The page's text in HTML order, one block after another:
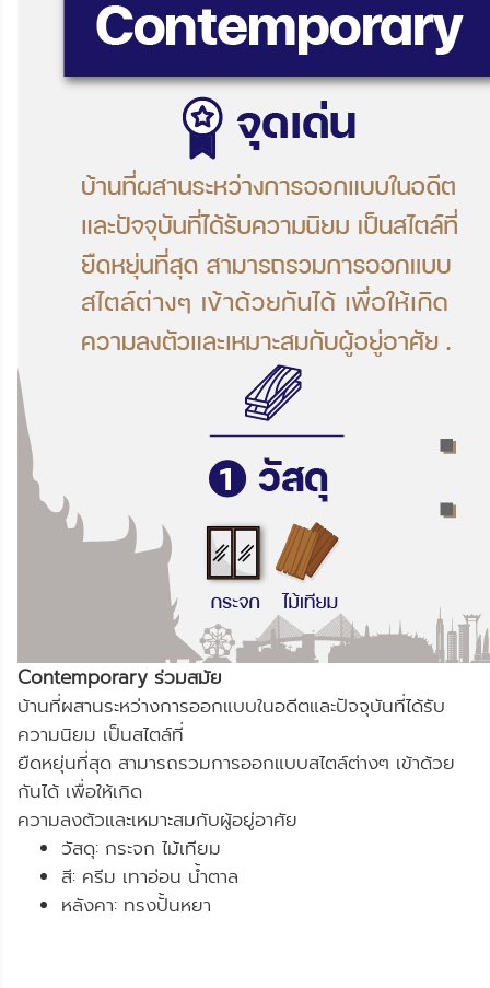
Contemporary ร่วมสมัย
บ้านที่ผสานระหว่างการออกแบบในอดีตและปัจจุบันที่ได้รับ
ความนิยม เป็นสไตล์ที่
ยืดหยุ่นที่สุด สามารถรวมการออกแบบสไตล์ต่างๆ เข้าด้วย
กันได้ เพื่อให้เกิด
ความลงตัวและเหมาะสมกับผู้อยู่อาศัย
วัสดุ: กระจก ไม้เทียม
สี: ครีม เทาอ่อน น้ำตาล
หลังคา: ทรงปั้นหยา